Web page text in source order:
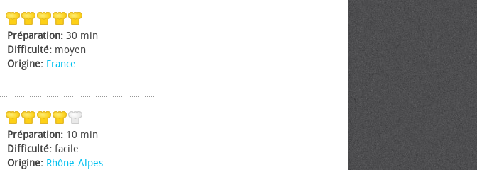
Préparation: 30 min
Difficulté: moyen
Origine: France
Préparation: 10 min
Difficulté: facile
Origine: Rhône-Alpes